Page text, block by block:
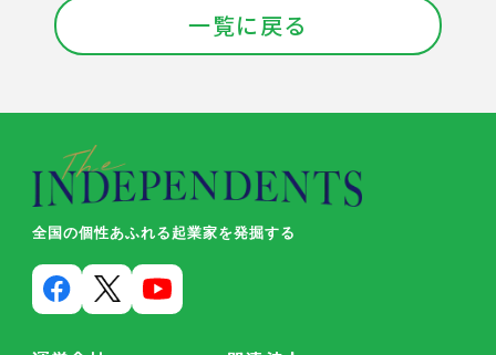
一覧に戻る
全国の個性あふれる起業家を発掘する